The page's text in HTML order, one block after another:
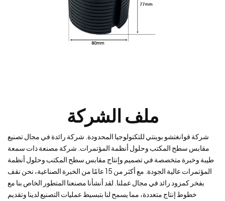
ملف الشركة
شركة قوانغتشو بوينتي للتكنولوجيا المحدودة. شركة رائدة في مجال تصنيع
مقابس سطح المكتب وحلول أنظمة المؤتمرات. شركة مصنعة ذات سمعة
طيبة وخبرة متخصصة في تصميم وإنتاج مقابس سطح المكتب وحلول أنظمة
المؤتمرات عالية الجودة. مع أكثر من 15 عامًا من الخبرة الصناعية، نحن نقف
بفخر كمزود رائد في مجال عملنا. لقد أنشأنا مصنعنا المتطور الخاص بنا مع
خطوط إنتاج متعددة، مما يسمح لنا بتبسيط عمليات التصنيع لدينا وتقديم